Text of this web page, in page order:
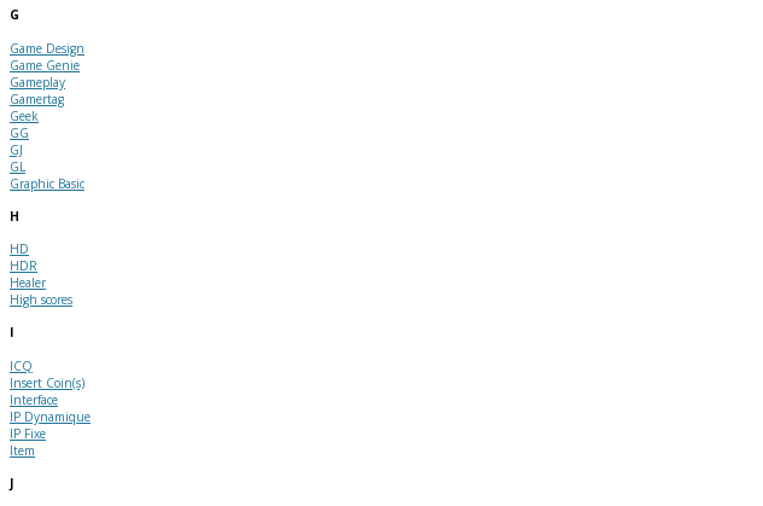
G
Game Design
Game Genie
Gameplay
Gamertag
Geek
GG
GJ
GL
Graphic Basic
H
HD
HDR
Healer
High scores
I
ICQ
Insert Coin(s)
Interface
IP Dynamique
IP Fixe
Item
J